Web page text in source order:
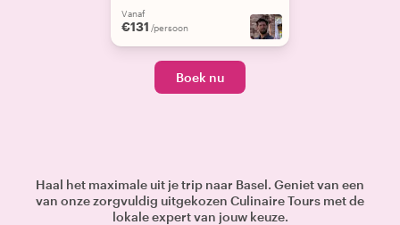
Vanaf
€131 /persoon
Boek nu
Haal het maximale uit je trip naar Basel. Geniet van een
van onze zorgvuldig uitgekozen Culinaire Tours met de
lokale expert van jouw keuze.